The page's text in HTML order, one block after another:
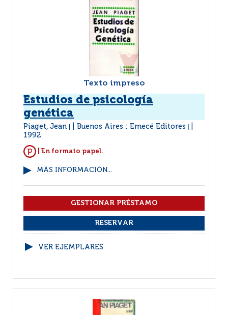
Texto impreso
Estudios de psicología
genética
Piaget, Jean Buenos Aires : Emecé Editores
1992
| En formato papel.
MÁS INFORMACIÓN...
VER EJEMPLARES